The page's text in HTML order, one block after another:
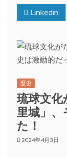
Linkedin
歴史
琉球文
里城」
た！
2024年4月3日